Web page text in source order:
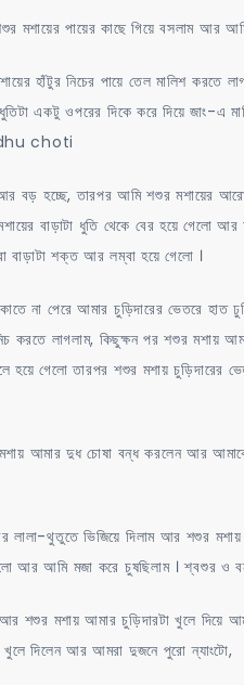
মশায়ের পায়ের কাছে গিয়ে বসলাম আর
হাঁটুর নিচের পায়ে তেল মালিশ
একটু ওপরের দিকে করে দিয়ে জাং-এ
choti
আর বড় হচ্ছে, তারপর আমি শশুর মশায়ের
বাড়াটা ধুতি থেকে বের হয়ে গেলো
বাড়াটা শক্ত আর লম্বা হয়ে গেলো ।
না পেরে আমার চুড়িদারের ভেতরে হাত
লাগলাম, কিছুক্ষন পর শশুর মশায়
হয়ে গেলো তারপর শশুর মশায় চুড়িদারের
আমার দুধ চোষা বন্ধ করলেন আর
লালা-থুতুতে ভিজিয়ে দিলাম আর শশুর
আর আমি মজা করে চুষছিলাম । শ্বশুর ও
মশায় আমার চুড়িদারটা খুলে দিয়ে
দিলেন আর আমরা দুজনে পুরো ন্যাংটো,